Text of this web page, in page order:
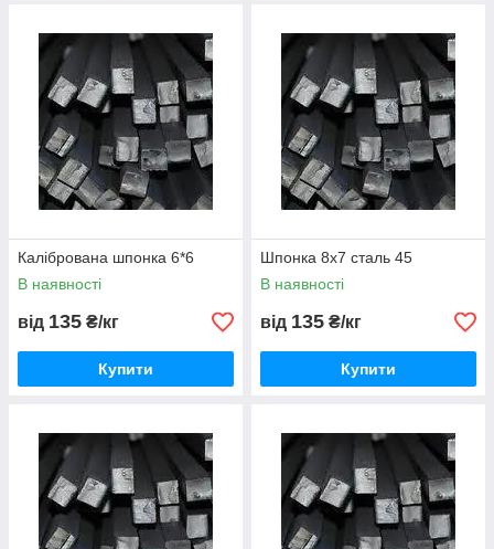
Калібрована шпонка 6*6
В наявності
від 135 ₴/кг
Купити
Шпонка 8х7 сталь 45
В наявності
від 135 ₴/кг
Купити